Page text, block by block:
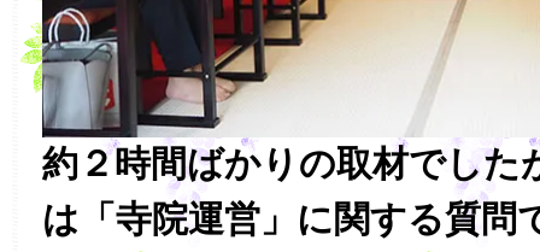
約２時間ばかりの取材でした
は「寺院運営」に関する質問